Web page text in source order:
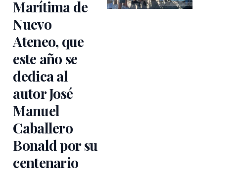
Marítima de
Nuevo
Ateneo, que
este año se
dedica al
autor José
Manuel
Caballero
Bonald por su
centenario